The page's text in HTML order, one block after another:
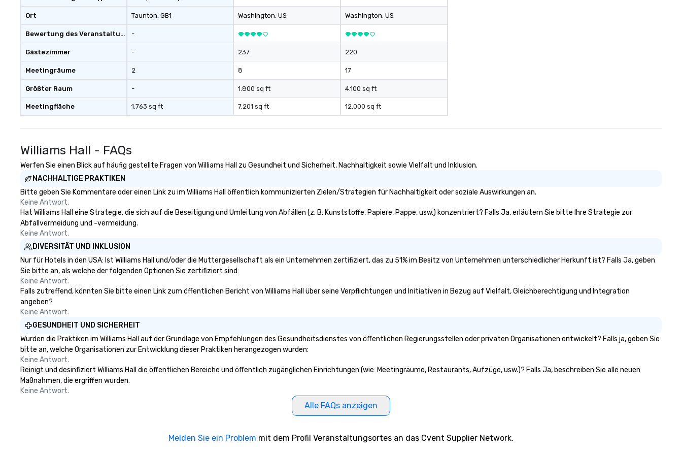
your group. Perfect for meetings,
offsites and conferences.
through magic. | If you're looking
for a personable, engaging, and
mind blowing experience for your
group - send me/my team a
Ort
Bewertung des Veranstaltungsortes
Gästezimmer
Meetingräume
Größter Raum
Meetingfläche
Taunton, GB1
-
-
2
-
1.763 sq ft
Washington, US
237
8
1.800 sq ft
7.201 sq ft
Washington, US
220
17
4.100 sq ft
12.000 sq ft
Williams Hall - FAQs
Werfen Sie einen Blick auf häufig gestellte Fragen von Williams Hall zu Gesundheit und Sicherheit, Nachhaltigkeit sowie Vielfalt und Inklusion.
NACHHALTIGE PRAKTIKEN
Bitte geben Sie Kommentare oder einen Link zu im Williams Hall öffentlich kommunizierten Zielen/Strategien für Nachhaltigkeit oder soziale Auswirkungen an.
Keine Antwort.
Hat Williams Hall eine Strategie, die sich auf die Beseitigung und Umleitung von Abfällen (z. B. Kunststoffe, Papiere, Pappe, usw.) konzentriert? Falls Ja, erläutern Sie bitte Ihre Strategie zur
Abfallvermeidung und -vermeidung.
Keine Antwort.
DIVERSITÄT UND INKLUSION
Nur für Hotels in den USA: Ist Williams Hall und/oder die Muttergesellschaft als ein Unternehmen zertifiziert, das zu 51% im Besitz von Unternehmen unterschiedlicher Herkunft ist? Falls Ja, geben
Sie bitte an, als welche der folgenden Optionen Sie zertifiziert sind:
Keine Antwort.
Falls zutreffend, könnten Sie bitte einen Link zum öffentlichen Bericht von Williams Hall über seine Verpflichtungen und Initiativen in Bezug auf Vielfalt, Gleichberechtigung und Integration
angeben?
Keine Antwort.
GESUNDHEIT UND SICHERHEIT
Wurden die Praktiken im Williams Hall auf der Grundlage von Empfehlungen des Gesundheitsdienstes von öffentlichen Regierungsstellen oder privaten Organisationen entwickelt? Falls ja, geben Sie
bitte an, welche Organisationen zur Entwicklung dieser Praktiken herangezogen wurden:
Keine Antwort.
Reinigt und desinfiziert Williams Hall die öffentlichen Bereiche und öffentlich zugänglichen Einrichtungen (wie: Meetingräume, Restaurants, Aufzüge, usw.)? Falls Ja, beschreiben Sie alle neuen
Maßnahmen, die ergriffen wurden.
Keine Antwort.
Alle FAQs anzeigen
Melden Sie ein Problem mit dem Profil Veranstaltungsortes an das Cvent Supplier Network.